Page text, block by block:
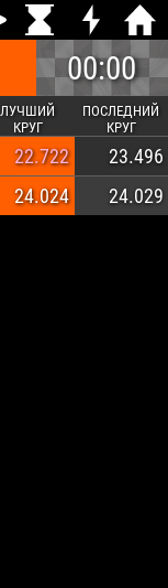
00:00
ЛУЧШИЙ
КРУГ
ПОСЛЕДНИЙ
КРУГ
28.328
22.722
23.496
24.024 24.029